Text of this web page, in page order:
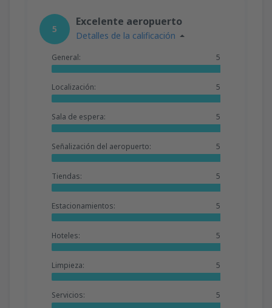
5
Excelente aeropuerto
Detalles de la calificación
General: 5
Localización: 5
Sala de espera: 5
Señalización del aeropuerto: 5
Tiendas: 5
Estacionamientos: 5
Hoteles: 5
Limpieza: 5
Servicios: 5